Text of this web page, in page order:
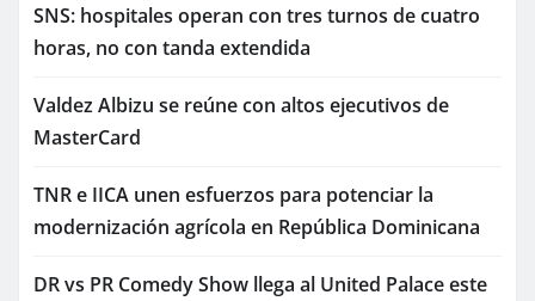
SNS: hospitales operan con tres turnos de cuatro
horas, no con tanda extendida
Valdez Albizu se reúne con altos ejecutivos de
MasterCard
TNR e IICA unen esfuerzos para potenciar la
modernización agrícola en República Dominicana
DR vs PR Comedy Show llega al United Palace este